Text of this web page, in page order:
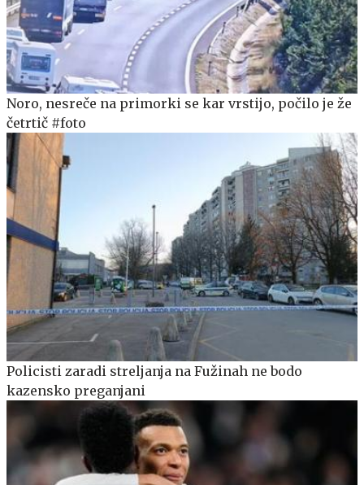
Noro, nesreče na primorki se kar vrstijo, počilo je že
četrtič #foto
Policisti zaradi streljanja na Fužinah ne bodo
kazensko preganjani